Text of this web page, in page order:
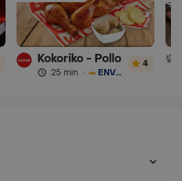
Kokoriko - Pollo
25 min · ENVÍO GRATIS
4